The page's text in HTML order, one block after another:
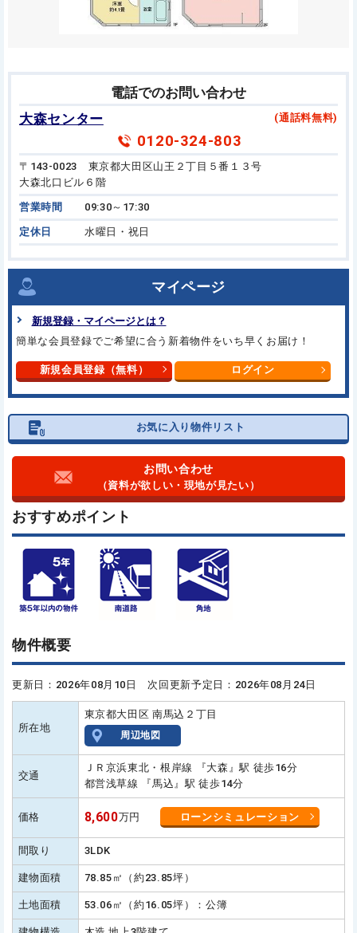
電話でのお問い合わせ
大森センター
(通話料無料)
0120-324-803
〒143-0023 東京都大田区山王２丁目５番１３号
大森北口ビル６階
営業時間 09:30～17:30
定休日 水曜日・祝日
マイページ
新規登録・マイページとは？
簡単な会員登録でご希望に合う 新着物件をいち早くお届け！
新規会員登録（無料） ログイン
お気に入り物件リスト
お問い合わせ
（資料が欲しい・現地が見たい）
おすすめポイント
物件概要
更新日：2026年08月10日 次回更新予定日：2026年08月24日
所在地
東京都大田区 南馬込２丁目
周辺地図
交通
ＪＲ京浜東北・根岸線 『大森』駅 徒歩16分
都営浅草線 『馬込』駅 徒歩14分
価格 8,600万円 ローンシミュレーション
間取り 3LDK
建物面積 78.85㎡（約23.85坪）
土地面積 53.06㎡（約16.05坪）：公簿